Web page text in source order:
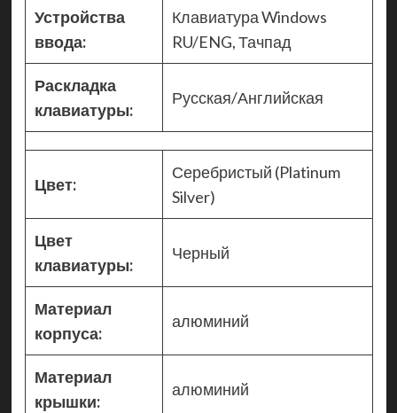
Устройства
ввода:
Клавиатура Windows
RU/ENG, Тачпад
Раскладка
клавиатуры:
Русская/Английская
Цвет:
Серебристый (Platinum
Silver)
Цвет
клавиатуры:
Черный
Материал
корпуса:
алюминий
Материал
крышки:
алюминий